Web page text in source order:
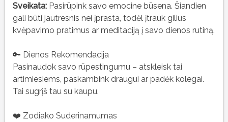
Sveikata:Pasirūpink savo emocine būsena. Šiandien
gali būti jautresnis nei įprasta, todėl įtrauk gilius
kvėpavimo pratimus ar meditaciją į savo dienos rutiną.
🔑 Dienos Rekomendacija
Pasinaudok savo rūpestingumu – atskleisk tai
artimiesiems, paskambink draugui ar padėk kolegai.
Tai sugrįš tau su kaupu.
❤️ Zodiako Suderinamumas